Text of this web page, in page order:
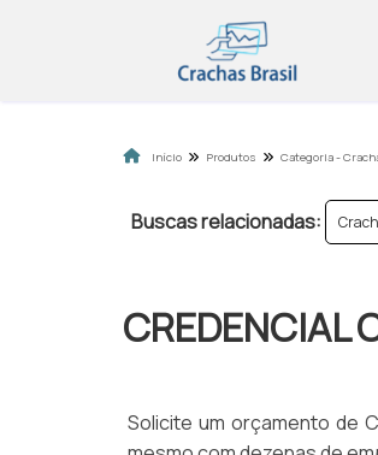
Início Produtos Categoria -
Buscas relacionadas:
CREDENCIAL
Solicite um orçamento de